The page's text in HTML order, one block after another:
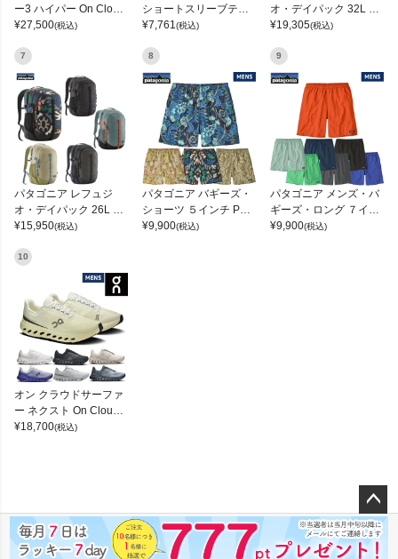
ー3 ハイパー On Cloud
monster 3 Hyper
¥27,500(税込)
ショートスリーブテッ
クポロ THE NORTH FA
¥7,761 (税込)
オ・デイパック 32L PA
TAGONIA REFUGIO DA
¥19,305(税込)
7
パタゴニア レフュジ
オ・デイパック 26L PA
TAGONIA REFUGIO DA
¥15,950(税込)
8
パタゴニア バギーズ・
ショーツ ５インチ Pata
gonia Baggies Shorts 5
¥9,900(税込)
9
パタゴニア メンズ・バ
ギーズ・ロング ７イン
チ Patagonia Men's Ba
¥9,900(税込)
10
オン クラウドサーファ
ー ネクスト On Clouds
urfer Next
¥18,700(税込)
ペー
ジト